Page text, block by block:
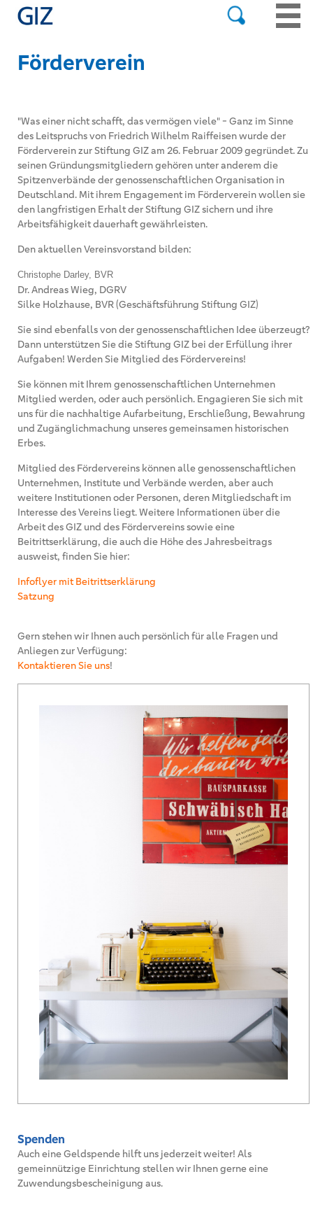
Förderverein
"Was einer nicht schafft, das vermögen viele" - Ganz im Sinne
des Leitspruchs von Friedrich Wilhelm Raiffeisen wurde der
Förderverein zur Stiftung GIZ am 26. Februar 2009 gegründet. Zu
seinen Gründungsmitgliedern gehören unter anderem die
Spitzenverbände der genossenschaftlichen Organisation in
Deutschland. Mit ihrem Engagement im Förderverein wollen sie
den langfristigen Erhalt der Stiftung GIZ sichern und ihre
Arbeitsfähigkeit dauerhaft gewährleisten.
Den aktuellen Vereinsvorstand bilden:
Christophe Darley, BVR
Dr. Andreas Wieg, DGRV
Silke Holzhause, BVR (Geschäftsführung Stiftung GIZ)
Sie sind ebenfalls von der genossenschaftlichen Idee überzeugt?
Dann unterstützen Sie die Stiftung GIZ bei der Erfüllung ihrer
Aufgaben! Werden Sie Mitglied des Fördervereins!
Sie können mit Ihrem genossenschaftlichen Unternehmen
Mitglied werden, oder auch persönlich. Engagieren Sie sich mit
uns für die nachhaltige Aufarbeitung, Erschließung, Bewahrung
und Zugänglichmachung unseres gemeinsamen historischen
Erbes.
Mitglied des Fördervereins können alle genossenschaftlichen
Unternehmen, Institute und Verbände werden, aber auch
weitere Institutionen oder Personen, deren Mitgliedschaft im
Interesse des Vereins liegt.Weitere Informationen über die
Arbeit des GIZ und des Fördervereins sowie eine
Beitrittserklärung, die auch die Höhe des Jahresbeitrags
ausweist, finden Sie hier:
Infoflyer mit Beitrittserklärung
Satzung
Gern stehen wir Ihnen auch persönlich für alle Fragen und
Anliegen zur Verfügung:
Kontaktieren Sie uns!
Spenden
Auch eine Geldspende hilft uns jederzeit weiter! Als
gemeinnützige Einrichtung stellen wir Ihnen gerne eine
Zuwendungsbescheinigung aus.